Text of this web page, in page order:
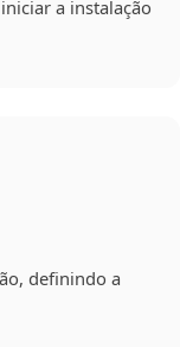
a instalação
definindo a